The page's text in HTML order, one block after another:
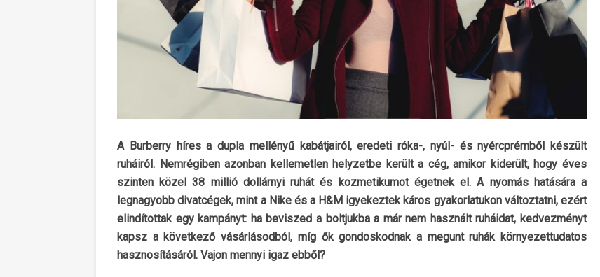
A Burberry híres a dupla mellényű kabátjairól, eredeti róka-, nyúl- és nyércprémből készült
ruháiról. Nemrégiben azonban kellemetlen helyzetbe került a cég, amikor kiderült, hogy éves
szinten közel 38 millió dollárnyi ruhát és kozmetikumot égetnek el. A nyomás hatására a
legnagyobb divatcégek, mint a Nike és a H&M igyekeztek káros gyakorlatukon változtatni, ezért
elindítottak egy kampányt: ha beviszed a boltjukba a már nem használt ruháidat, kedvezményt
kapsz a következő vásárlásodból, míg ők gondoskodnak a megunt ruhák környezettudatos
hasznosításáról. Vajon mennyi igaz ebből?